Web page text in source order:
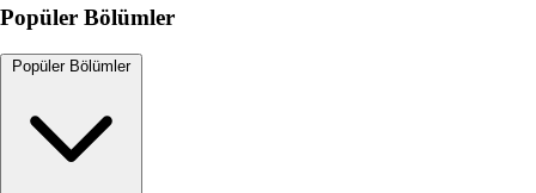
Popüler Bölümler
Popüler Bölümler